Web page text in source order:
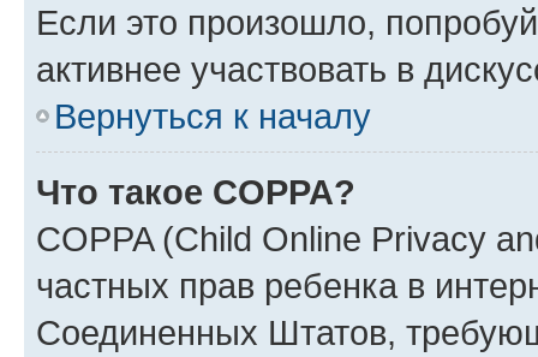
Если это произошло,
активнее участвовать в
Вернуться к началу
Что такое COPPA?
COPPA (Child Online Privacy
частных прав ребенка в
Соединенных Штатов,